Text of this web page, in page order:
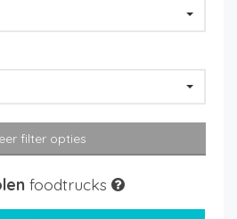
filter opties
foodtrucks